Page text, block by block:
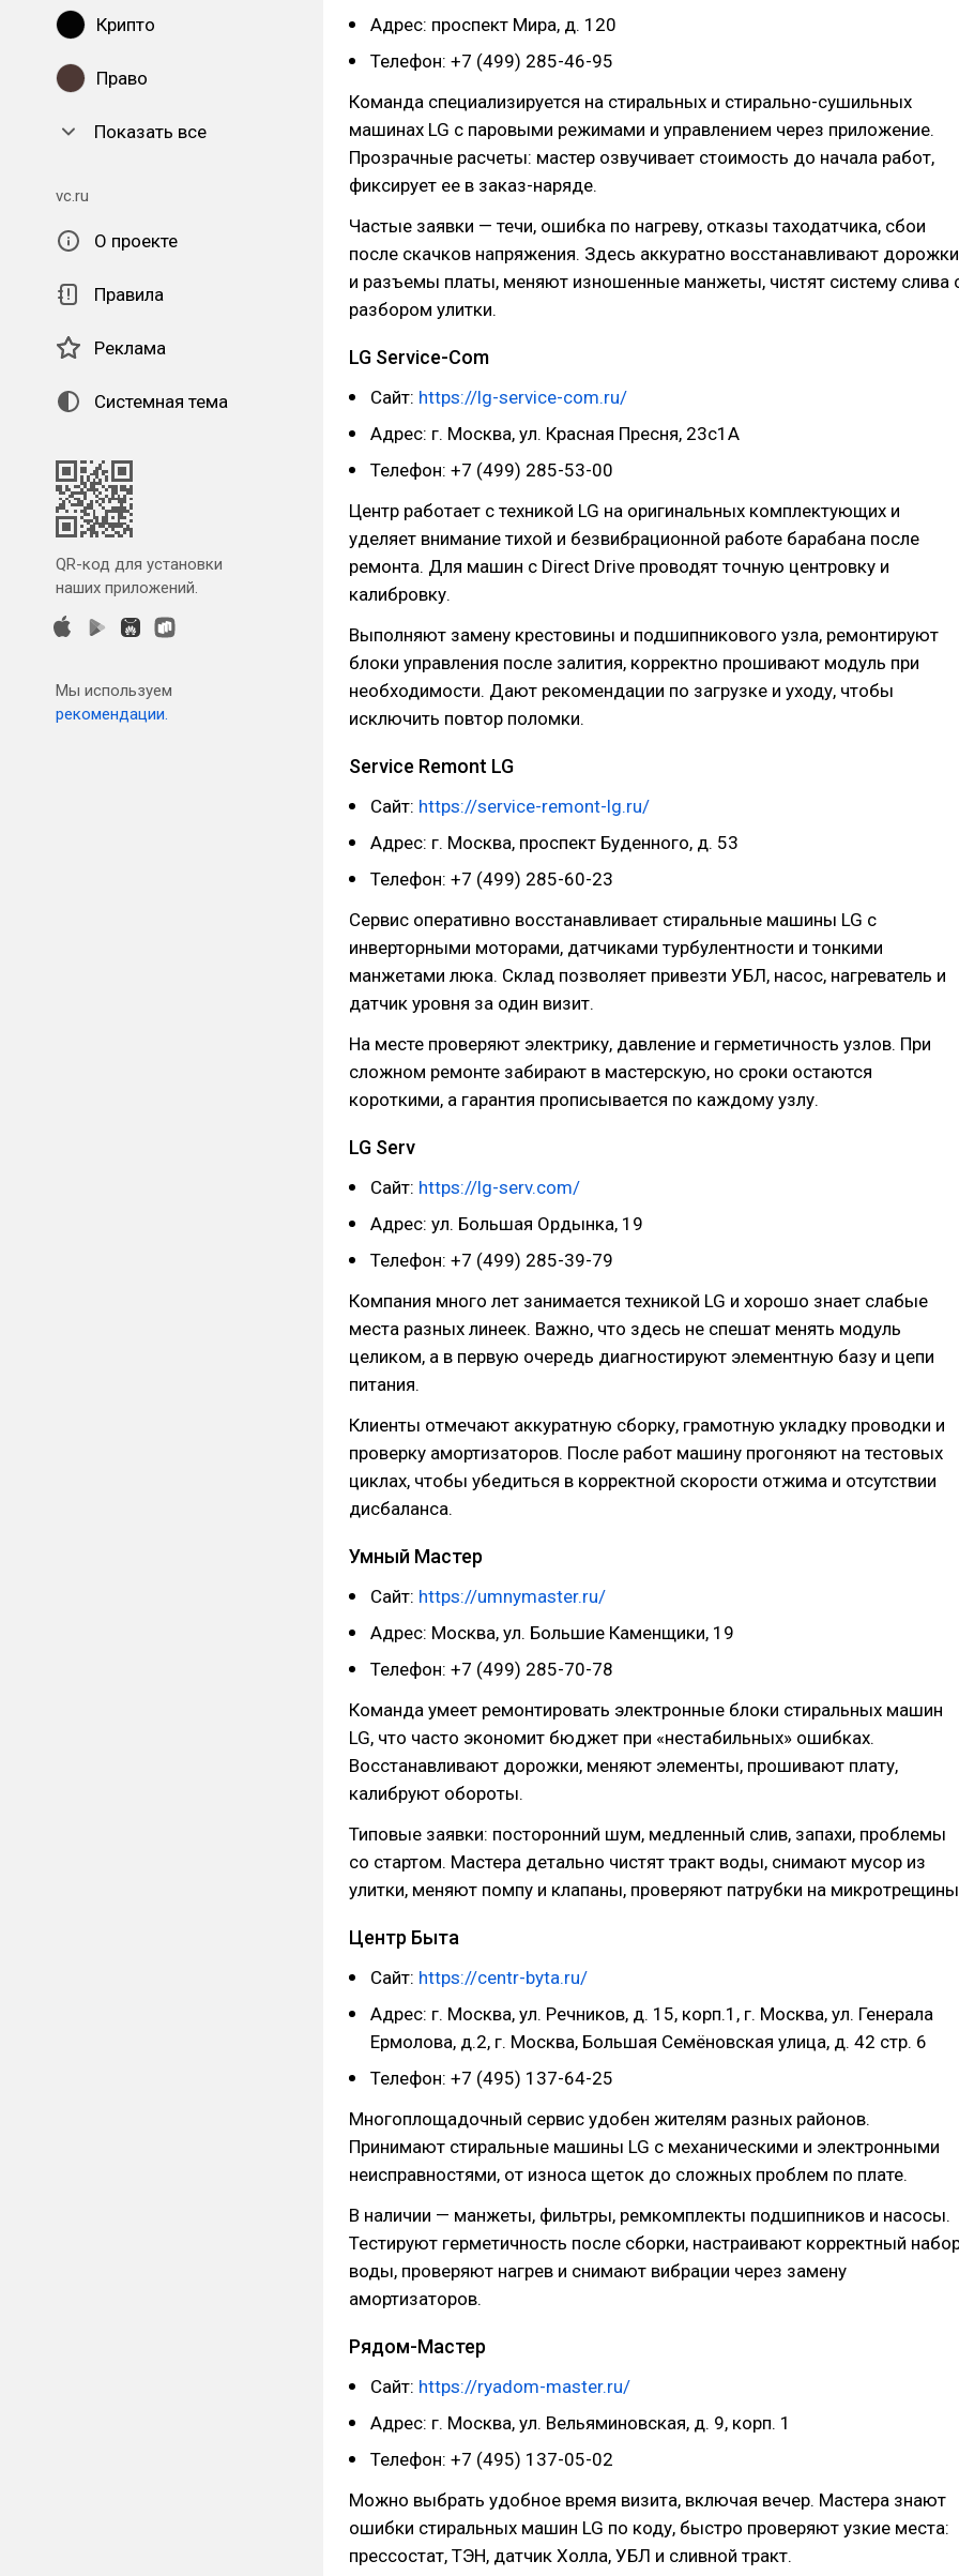
Крипто
Право
Показать все
vc.ru
О проекте
Правила
Реклама
Системная тема
QR-код для установки
наших приложений.
Мы используем
рекомендации.
Адрес: проспект Мира, д. 120
Телефон: +7 (499) 285-46-95
Команда специализируется на стиральных и стирально-сушильных
машинах LG с паровыми режимами и управлением через приложение.
Прозрачные расчеты: мастер озвучивает стоимость до начала работ,
фиксирует ее в заказ-наряде.
Частые заявки — течи, ошибка по нагреву, отказы таходатчика, сбои
после скачков напряжения. Здесь аккуратно восстанавливают дорожки
и разъемы платы, меняют изношенные манжеты, чистят систему слива
разбором улитки.
LG Service-Com
Сайт: https://lg-service-com.ru/
Адрес: г. Москва, ул. Красная Пресня, 23с1А
Телефон: +7 (499) 285-53-00
Центр работает с техникой LG на оригинальных комплектующих и
уделяет внимание тихой и безвибрационной работе барабана после
ремонта. Для машин с Direct Drive проводят точную центровку и
калибровку.
Выполняют замену крестовины и подшипникового узла, ремонтируют
блоки управления после залития, корректно прошивают модуль при
необходимости. Дают рекомендации по загрузке и уходу, чтобы
исключить повтор поломки.
Service Remont LG
Сайт: https://service-remont-lg.ru/
Адрес: г. Москва, проспект Буденного, д. 53
Телефон: +7 (499) 285-60-23
Сервис оперативно восстанавливает стиральные машины LG с
инверторными моторами, датчиками турбулентности и тонкими
манжетами люка. Склад позволяет привезти УБЛ, насос, нагреватель и
датчик уровня за один визит.
На месте проверяют электрику, давление и герметичность узлов. При
сложном ремонте забирают в мастерскую, но сроки остаются
короткими, а гарантия прописывается по каждому узлу.
LG Serv
Сайт: https://lg-serv.com/
Адрес: ул. Большая Ордынка, 19
Телефон: +7 (499) 285-39-79
Компания много лет занимается техникой LG и хорошо знает слабые
места разных линеек. Важно, что здесь не спешат менять модуль
целиком, а в первую очередь диагностируют элементную базу и цепи
питания.
Клиенты отмечают аккуратную сборку, грамотную укладку проводки и
проверку амортизаторов. После работ машину прогоняют на тестовых
циклах, чтобы убедиться в корректной скорости отжима и отсутствии
дисбаланса.
Умный Мастер
Сайт: https://umnymaster.ru/
Адрес: Москва, ул. Большие Каменщики, 19
Телефон: +7 (499) 285-70-78
Команда умеет ремонтировать электронные блоки стиральных машин
LG, что часто экономит бюджет при «нестабильных» ошибках.
Восстанавливают дорожки, меняют элементы, прошивают плату,
калибруют обороты.
Типовые заявки: посторонний шум, медленный слив, запахи, проблемы
со стартом. Мастера детально чистят тракт воды, снимают мусор из
улитки, меняют помпу и клапаны, проверяют патрубки на
Центр Быта
Сайт: https://centr-byta.ru/
Адрес: г. Москва, ул. Речников, д. 15, корп.1, г. Москва, ул. Генерала
Ермолова, д.2, г. Москва, Большая Семёновская улица, д. 42 стр. 6
Телефон: +7 (495) 137-64-25
Многоплощадочный сервис удобен жителям разных районов.
Принимают стиральные машины LG с механическими и электронными
неисправностями, от износа щеток до сложных проблем по плате.
В наличии — манжеты, фильтры, ремкомплекты подшипников и насосы.
Тестируют герметичность после сборки, настраивают корректный
воды, проверяют нагрев и снимают вибрации через замену
амортизаторов.
Рядом-Мастер
Сайт: https://ryadom-master.ru/
Адрес: г. Москва, ул. Вельяминовская, д. 9, корп. 1
Телефон: +7 (495) 137-05-02
Можно выбрать удобное время визита, включая вечер. Мастера знают
ошибки стиральных машин LG по коду, быстро проверяют узкие места:
прессостат, ТЭН, датчик Холла, УБЛ и сливной тракт.